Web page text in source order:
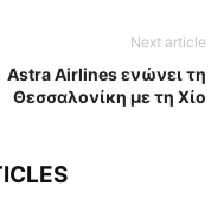
Next article
Astra Airlines ενώνει τη
Θεσσαλονίκη με τη Χίο